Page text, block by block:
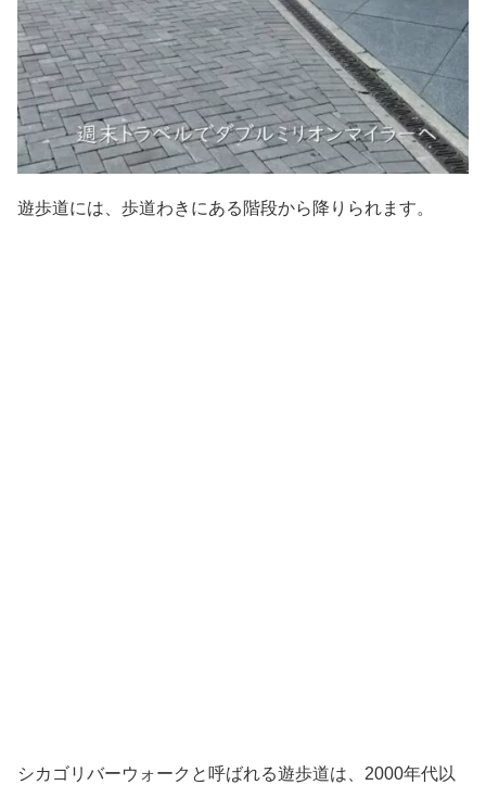
遊歩道には、歩道わきにある階段から降りられます。
シカゴリバーウォークと呼ばれる遊歩道は、2000年代以